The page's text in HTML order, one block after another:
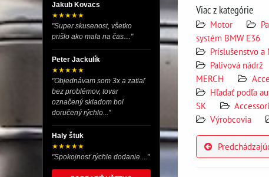
Viac z kategórie
Motor
systém BMW E36
Príslušenstvo a
Palivová nádrž
MERCH
Hľadať podľa
SK
Výrobcovia
Jakub Kovacs
★★★★★
"Super skusenost, všetko
prišlo ako mala na čas...."
Peter Jackulík
★★★★★
"Objednávam som 3x a zatiaľ
bez problémov, tovar
označený skladom bol
doručený rýchlo..."
Haly štuk
★★★★★
"Spokojnosť rýchle dodanie...."